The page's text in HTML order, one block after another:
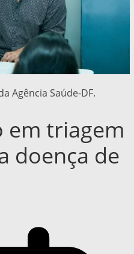
Agência Saúde-DF.
em triagem
doença de